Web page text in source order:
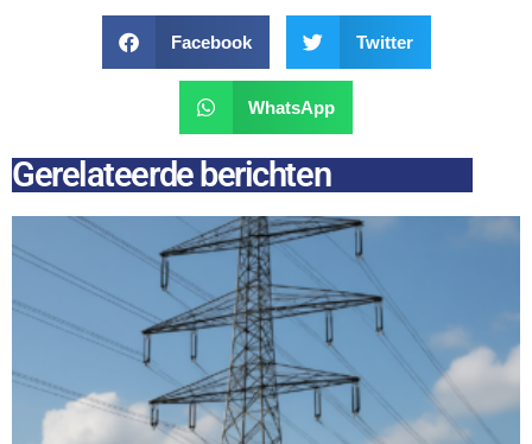
Facebook Twitter
WhatsApp
Gerelateerde berichten